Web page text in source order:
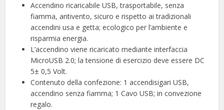
Accendino ricaricabile USB, trasportabile, senza
fiamma, antivento, sicuro e rispetto ai tradizionali
accendini usa e getta; ecologico per l’ambiente e
risparmia energia.
L’accendino viene ricaricato mediante interfaccia
MicroUSB 2.0; la tensione di esercizio deve essere DC
5± 0,5 Volt.
Contenuto della confezione: 1 accendisigari USB,
accendino senza fiamma; 1 Cavo USB; in convezione
regalo.